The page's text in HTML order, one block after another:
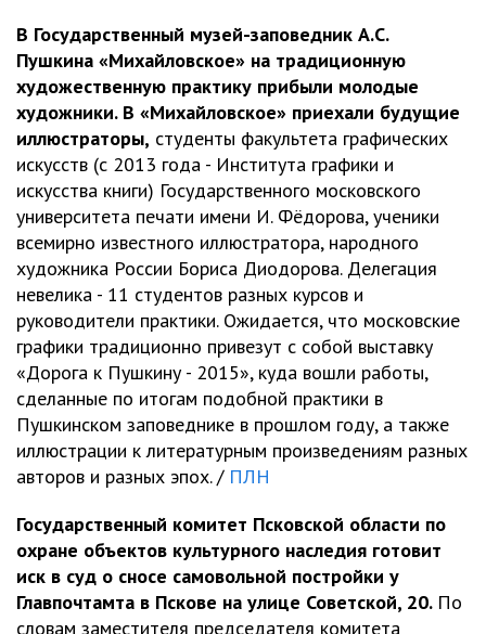
В Государственный музей-заповедник А.С.
Пушкина «Михайловское» на традиционную
художественную практику прибыли молодые
художники. В «Михайловское» приехали будущие
иллюстраторы, студенты факультета графических
искусств (с 2013 года - Института графики и
искусства книги) Государственного московского
университета печати имени И. Фёдорова, ученики
всемирно известного иллюстратора, народного
художника России Бориса Диодорова. Делегация
невелика - 11 студентов разных курсов и
руководители практики. Ожидается, что московские
графики традиционно привезут с собой выставку
«Дорога к Пушкину - 2015», куда вошли работы,
сделанные по итогам подобной практики в
Пушкинском заповеднике в прошлом году, а также
иллюстрации к литературным произведениям разных
авторов и разных эпох. / ПЛН
Государственный комитет Псковской области по
охране объектов культурного наследия готовит
иск в суд о сносе самовольной постройки у
Главпочтамта в Пскове на улице Советской, 20. По
словам заместителя председателя комитета